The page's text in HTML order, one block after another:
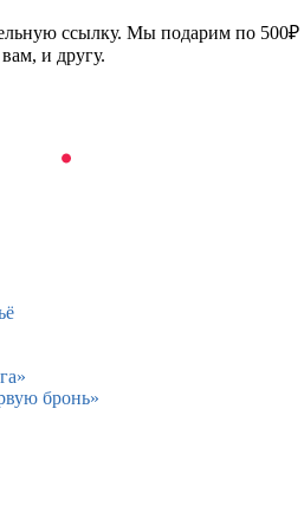
ссылку. Мы подарим по 500₽
и другу.
бронь»